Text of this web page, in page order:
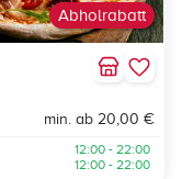
Abholrabatt
min. ab 20,00 €
12:00 - 22:00
12:00 - 22:00